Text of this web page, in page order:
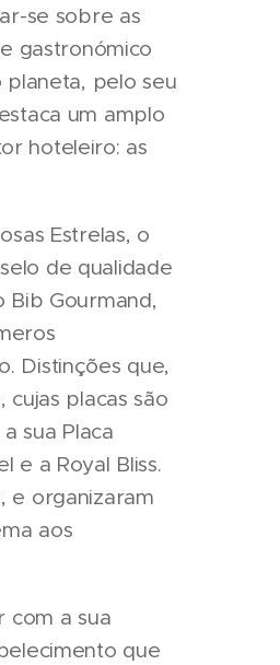
se sobre as
gastronómico
pelo seu
um amplo
hoteleiro: as
Estrelas, o
de qualidade
Bib Gourmand,
Distinções que,
placas são
sua Placa
e a Royal Bliss.
e organizaram
aos
com a sua
que